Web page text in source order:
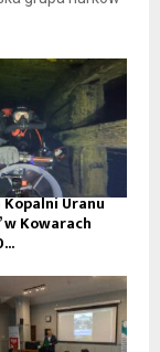
Uranu
w Kowarach